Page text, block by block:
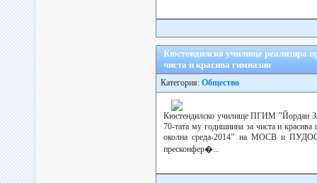
Кюстендилско училище реализира
чиста и красива гимназия
Категория: Общество
Кюстендилско училище ПГИМ "Йордан
70-тата му годишнина за чиста и красива
околна среда-2014” на МОСВ и ПУДОС
пресконфер�...